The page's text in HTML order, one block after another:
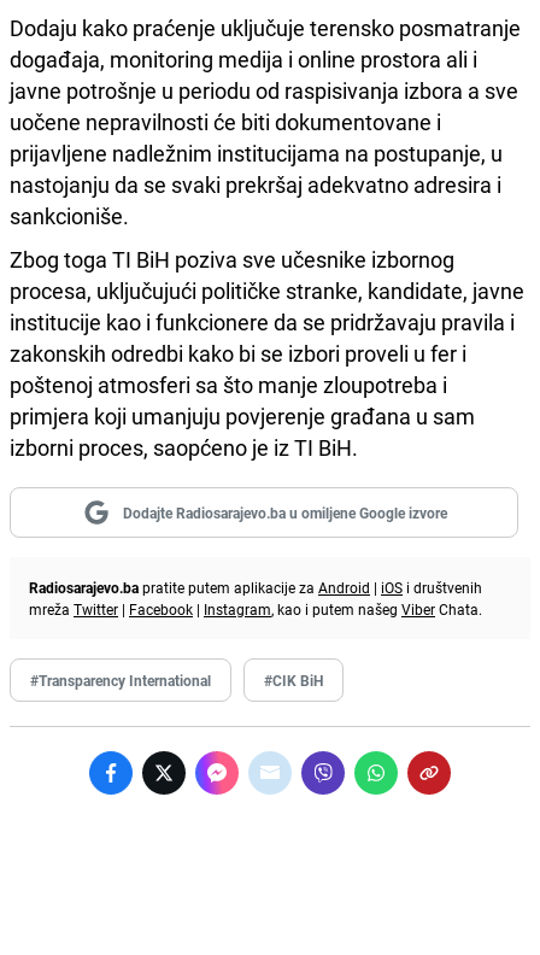
Dodaju kako praćenje uključuje terensko posmatranje
događaja, monitoring medija i online prostora ali i
javne potrošnje u periodu od raspisivanja izbora a sve
uočene nepravilnosti će biti dokumentovane i
prijavljene nadležnim institucijama na postupanje, u
nastojanju da se svaki prekršaj adekvatno adresira i
sankcioniše.
Zbog toga TI BiH poziva sve učesnike izbornog
procesa, uključujući političke stranke, kandidate, javne
institucije kao i funkcionere da se pridržavaju pravila i
zakonskih odredbi kako bi se izbori proveli u fer i
poštenoj atmosferi sa što manje zloupotreba i
primjera koji umanjuju povjerenje građana u sam
izborni proces, saopćeno je iz TI BiH.
Dodajte Radiosarajevo.ba u omiljene Google izvore
Radiosarajevo.bapratite putem aplikacije za Android | iOS i društvenih
mreža Twitter | Facebook | Instagram, kao i putem našeg ViberChata.
#Transparency International #CIK BiH